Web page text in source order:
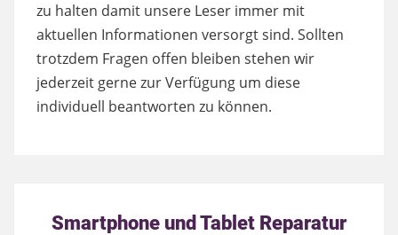
zu halten damit unsere Leser immer mit
aktuellen Informationen versorgt sind. Sollten
trotzdem Fragen offen bleiben stehen wir
jederzeit gerne zur Verfügung um diese
individuell beantworten zu können.
Smartphone und Tablet Reparatur